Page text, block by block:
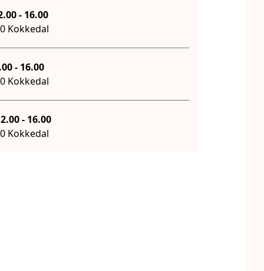
3. august 12.00- 16.00
Kokkedal
12.00- 16.00
Kokkedal
d. 12. august 12.00- 16.00
Kokkedal